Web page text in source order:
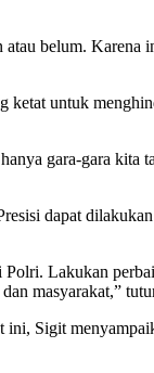
atau belum.
ketat untuk
gara-gara kita
dapat
Lakukan
masyarakat,”
Sigit